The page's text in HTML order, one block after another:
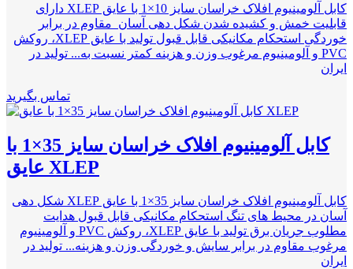
کابل آلومینیوم افلاک خراسان سایز 10×1 با عایق XLEP دارای
قابلیت خمش و کشیده شدن شکل دهی آسان ﻣﻘﺎﻭم در برابر
ﺧﻮﺭﺩگی ﺍﺳﺘﺤﻜﺎﻡ مکانیکی ﻗﺎﺑﻞ ﻗﺒﻮﻝ تولید با عایق XLEP، روکش
PVC و آلومینیوم مرغوب وزن و هزینه کمتر نسبت به... تولید در
ایران
تماس بگیرید
کابل آلومینیوم افلاک خراسان سایز 35×1 با
عایق XLEP
کابل آلومینیوم افلاک خراسان سایز 35×1 با عایق XLEP شکل دهی
آسان در محیط های تنگ ﺍﺳﺘﺤﻜﺎﻡ مکانیکی ﻗﺎﺑﻞ ﻗﺒﻮﻝ هدایت
مطلوب جریان برق تولید با عایق XLEP، روکش PVC و آلومینیوم
مرغوب ﻣﻘﺎﻭم در برابر سایش و ﺧﻮﺭﺩگی وزن و هزینه... تولید در
ایران